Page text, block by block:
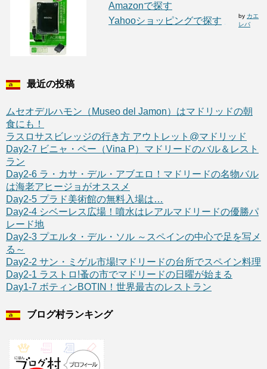
Amazonで探す
Yahooショッピングで探す
by カエ
レバ
最近の投稿
ムセオデルハモン（Museo del Jamon）はマドリッドの朝
食にも！
ラスロサスビレッジの行き方 アウトレット@マドリッド
Day2-7 ビニャ・ペー（Vina P）マドリードのバル＆レスト
ラン
Day2-6 ラ・カサ・デル・アブエロ！マドリードの名物バル
は海老アヒージョがオススメ
Day2-5 プラド美術館の無料入場は…
Day2-4 シベーレス広場！噴水はレアルマドリードの優勝パ
レード地
Day2-3 プエルタ・デル・ソル ～スペインの中心で足を写メ
る～
Day2-2 サン・ミゲル市場!マドリードの台所でスペイン料理
Day2-1 ラストロ!蚤の市でマドリードの日曜が始まる
Day1-7 ボティンBOTIN！世界最古のレストラン
ブログ村ランキング